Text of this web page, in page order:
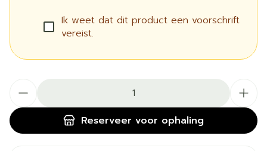
Ik weet dat dit product een voorschrift
vereist.
Reserveer voor ophaling